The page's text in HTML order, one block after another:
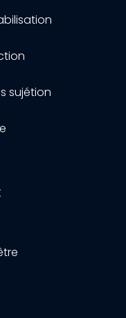
sujétion